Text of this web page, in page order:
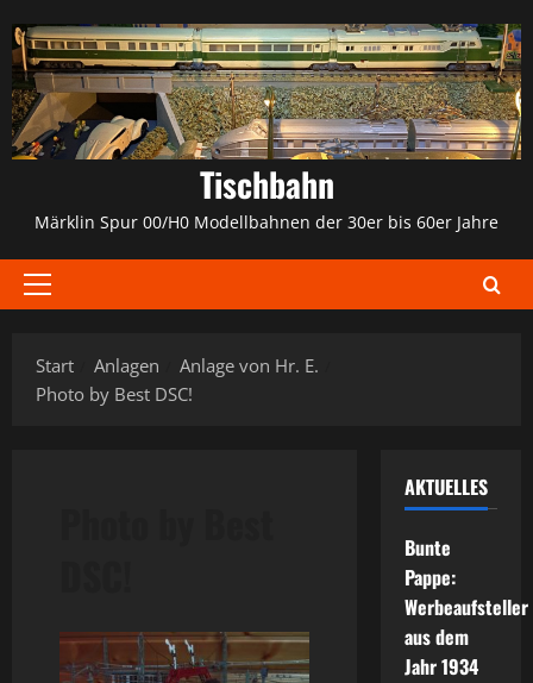
Inhalt
springen
Tischbahn
Märklin Spur 00/H0 Modellbahnen der 30er bis 60er Jahre
Primäres
Start
Anlagen
Anlage von Hr. E.
Photo by Best DSC!
AKTUELLES
Bunte
Pappe:
Werbeaufsteller
aus dem
Jahr 1934